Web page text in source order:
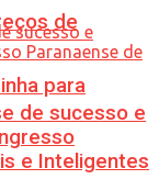
de
para
de sucesso e
e Inteligentes